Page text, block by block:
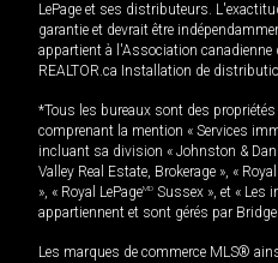
LePage et ses distributeurs.
garantie et devrait être
appartient à l'Association canadienne
REALTOR.ca Installation de
*Tous les bureaux sont des
comprenant la mention « Services
incluant sa division « Johnston &
Valley Real Estate, Brokerage », «
», « Royal LePageMD Sussex », et « Les
appartiennent et sont gérés par
Les marques de commerce MLS®